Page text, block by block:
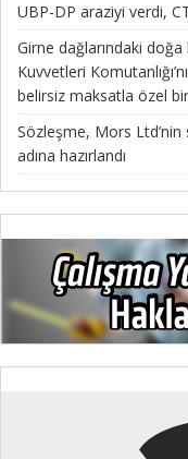
UBP-DP araziyi verdi,
Girne dağlarındaki doğa
Kuvvetleri
belirsiz maksatla özel
Sözleşme, Mors Ltd’nin
adına hazırlandı